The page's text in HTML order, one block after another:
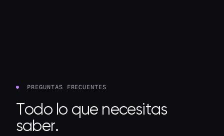
PREGUNTAS FRECUENTES
Todo lo que necesitas
saber.